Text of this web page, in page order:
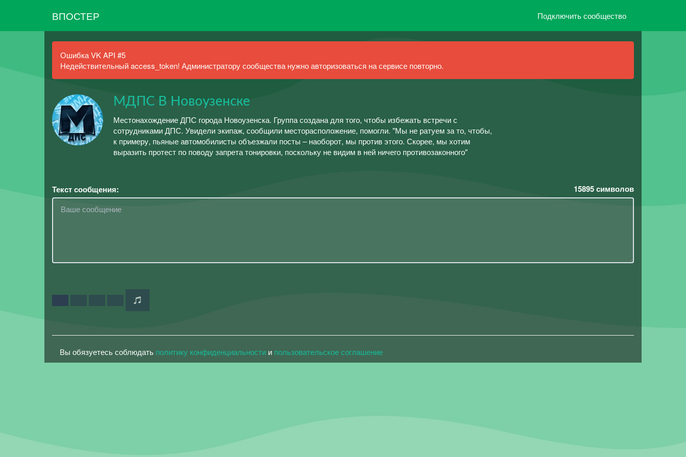
ВПОСТЕР Подключить сообщество
Ошибка VK API #5
Недействительный access_token! Администратору сообщества нужно авторизоваться на сервисе повторно.
МДПС В Новоузенске
Местонахождение ДПС города Новоузенска. Группа создана для того, чтобы избежать встречи с
сотрудниками ДПС. Увидели экипаж, сообщили месторасположение, помогли. "Мы не ратуем за то, чтобы,
к примеру, пьяные автомобилисты объезжали посты – наоборот, мы против этого. Скорее, мы хотим
выразить протест по поводу запрета тонировки, поскольку не видим в ней ничего противозаконного"
Текст сообщения: 15895символов
Вы обязуетесь соблюдать политику конфиденциальности и пользовательское соглашение